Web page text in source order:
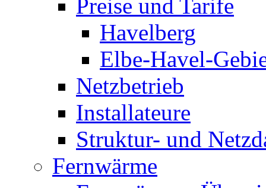
Preise und Tarife
Havelberg
Elbe-Havel-
Netzbetrieb
Installateure
Struktur- und
Fernwärme